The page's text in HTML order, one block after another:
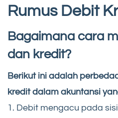
Rumus Debit
Bagaimana cara
dan kredit?
Berikut ini adalah
kredit dalam akuntansi
1. Debit mengacu pada